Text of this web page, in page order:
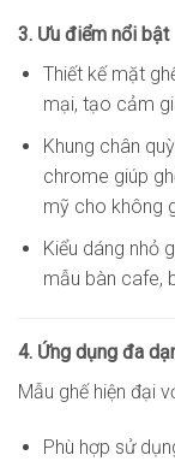
3. Ưu điểm nổi bật
Thiết kế mặt
mại, tạo cảm
Khung chân
chrome giúp
mỹ cho không
Kiểu dáng nhỏ
mẫu bàn cafe,
4. Ứng dụng đa
Mẫu ghế hiện đại
Phù hợp sử